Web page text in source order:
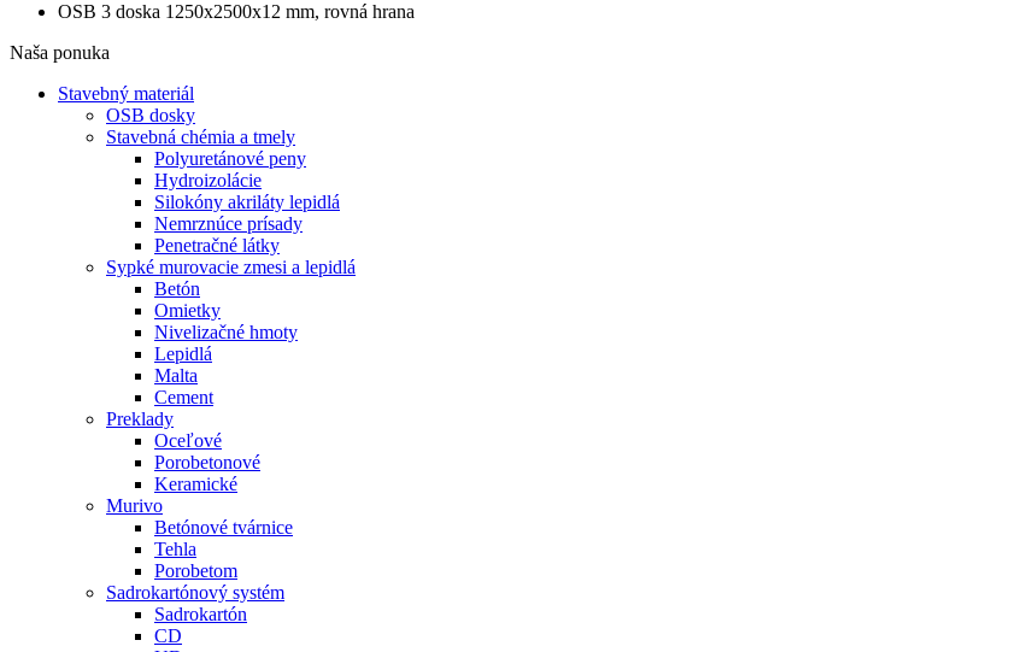
OSB 3 doska 1250x2500x12 mm, rovná hrana
Naša ponuka
Stavebný materiál
OSB dosky
Stavebná chémia a tmely
Polyuretánové peny
Hydroizolácie
Silokóny akriláty lepidlá
Nemrznúce prísady
Penetračné látky
Sypké murovacie zmesi a lepidlá
Betón
Omietky
Nivelizačné hmoty
Lepidlá
Malta
Cement
Preklady
Oceľové
Porobetonové
Keramické
Murivo
Betónové tvárnice
Tehla
Porobetom
Sadrokartónový systém
Sadrokartón
CD